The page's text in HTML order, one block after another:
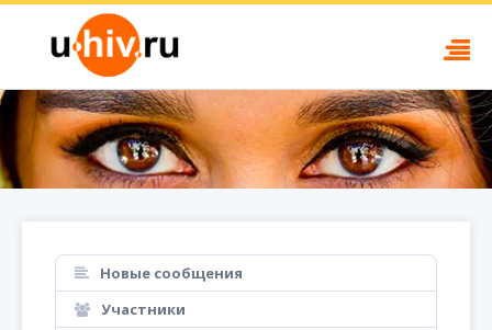
Новые сообщения
Участники